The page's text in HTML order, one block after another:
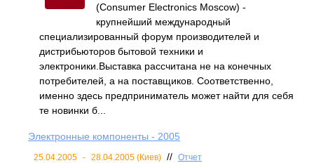
(Consumer Electronics Moscow) -
крупнейший международный
специализированный форум производителей и
дистрибьюторов бытовой техники и
электроники.Выставка рассчитана не на конечных
потребителей, а на поставщиков. Соответственно,
именно здесь предприниматель может найти для себя
те новинки б...
Электронные компоненты - 2005
25.04.2005 - 28.04.2005 (Киев) // Отчет